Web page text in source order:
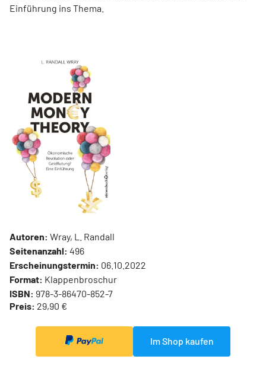
Einführung ins Thema.
Autoren: Wray, L. Randall
Seitenanzahl: 496
Erscheinungstermin: 06.10.2022
Format: Klappenbroschur
ISBN: 978-3-86470-852-7
Preis: 29,90 €
Im Shop kaufen